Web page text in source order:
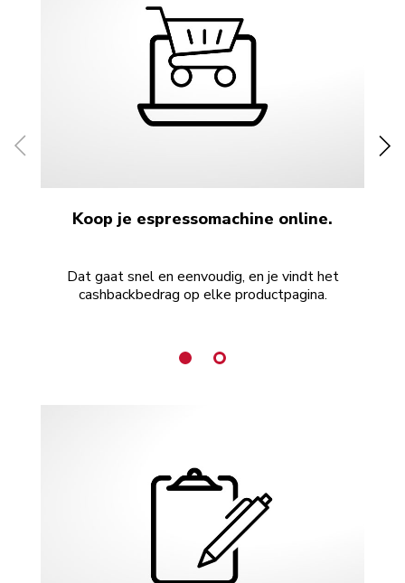
Koop je espressomachine online.
Dat gaat snel en eenvoudig, en je vindt het
cashbackbedrag op elke productpagina.